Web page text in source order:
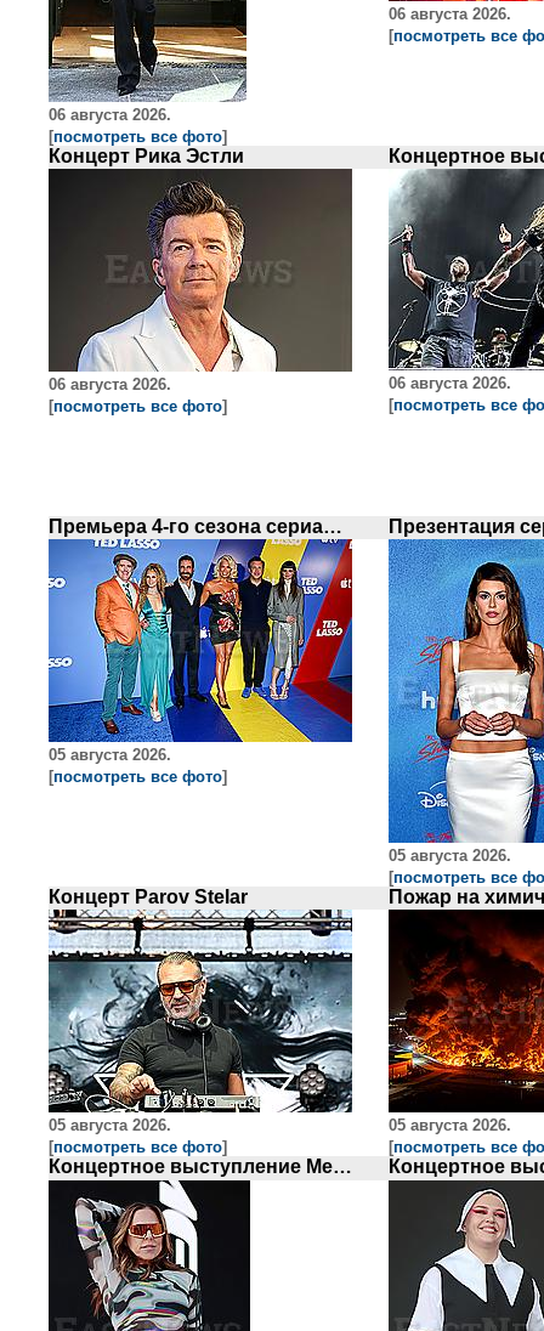
06 августа 2026.
[посмотреть все фото]
06 августа 2026.
[посмотреть все
Концерт Рика Эстли
06 августа 2026.
[посмотреть все фото]
06 августа 2026.
[посмотреть все
Премьера 4-го сезона сериала `Ted Lasso`в Нью-Йорке
05 августа 2026.
[посмотреть все фото]
05 августа 2026.
[посмотреть все
Концерт Parov Stelar
05 августа 2026.
[посмотреть все фото]
05 августа 2026.
[посмотреть все
Концертное выступление Melanie C